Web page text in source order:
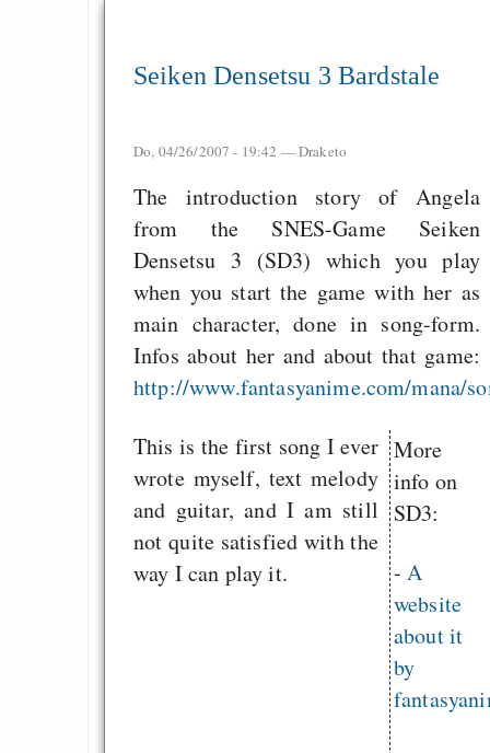
Seiken Densetsu 3 Bardstale
Do, 04/26/2007 - 19:42 —Draketo
The introduction story of Angela
from the SNES-Game Seiken
Densetsu 3 (SD3) which you play
when you start the game with her as
main character, done in song-form.
Infos about her and about that game:
http://www.fantasyanime.com/mana/
More
info on
SD3:
-A
website
about it
by
This is the first song I ever
wrote myself, text melody
and guitar, and I am still
not quite satisfied with the
way I can play it.